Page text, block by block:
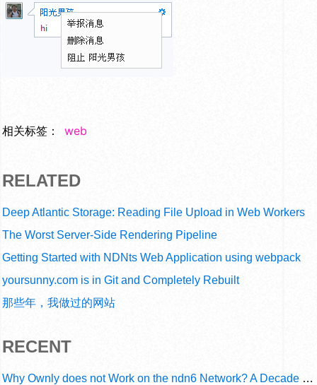
相关标签： web
RELATED
Deep Atlantic Storage: Reading File Upload in Web Workers
The Worst Server-Side Rendering Pipeline
Getting Started with NDNts Web Application using webpack
yoursunny.com is in Git and Completely Rebuilt
那些年，我做过的网站
RECENT
Why Ownly does not Work on the ndn6 Network? A Decade of Operational Gaps in Trust and Routing